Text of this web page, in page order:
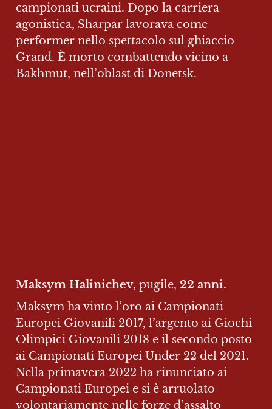
campionati ucraini. Dopo la carriera
agonistica, Sharpar lavorava come
performer nello spettacolo sul ghiaccio
Grand. È morto combattendo vicino a
Bakhmut, nell’oblast di Donetsk.
Maksym Halinichev, pugile, 22 anni.
Maksym ha vinto l’oro ai Campionati
Europei Giovanili 2017, l’argento ai Giochi
Olimpici Giovanili 2018 e il secondo posto
ai Campionati Europei Under 22 del 2021.
Nella primavera 2022 ha rinunciato ai
Campionati Europei e si è arruolato
volontariamente nelle forze d’assalto